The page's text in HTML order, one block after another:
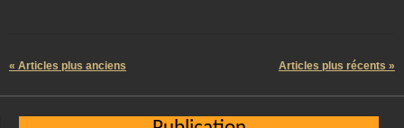
« Articles plus anciens Articles plus récents »